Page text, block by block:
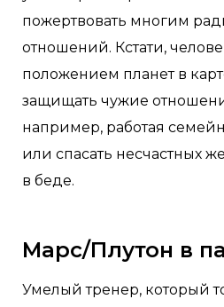
пожертвовать многим
отношений. Кстати,
положением планет в
защищать чужие
например, работая
или спасать несчастных
в беде.
Марс/Плутон в
Умелый тренер, который